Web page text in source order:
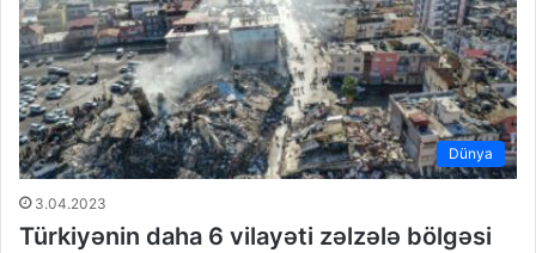
Dünya
3.04.2023
Türkiyənin daha 6 vilayəti zəlzələ bölgəsi